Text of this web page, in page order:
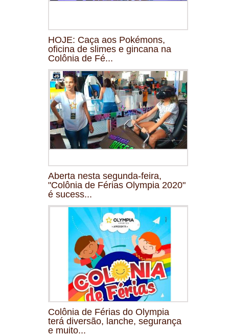
HOJE: Caça aos Pokémons,
oficina de slimes e gincana na
Colônia de Fé...
Aberta nesta segunda-feira,
"Colônia de Férias Olympia 2020"
é sucess...
Colônia de Férias do Olympia
terá diversão, lanche, segurança
e muito...